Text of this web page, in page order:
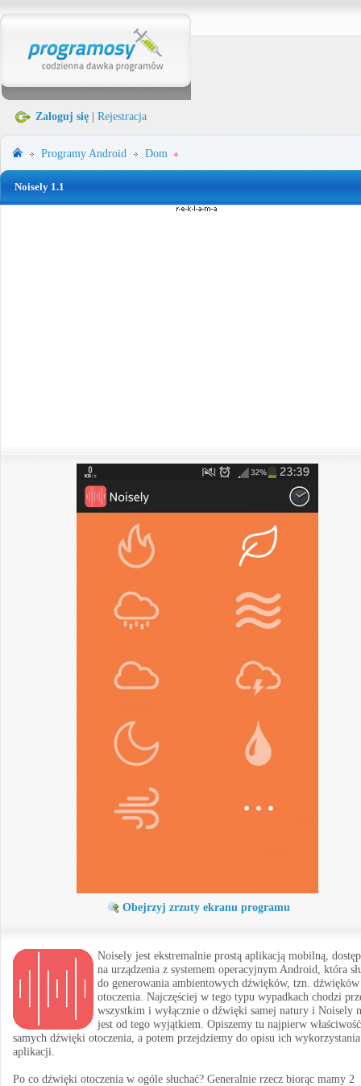
Zaloguj się Rejestracja
ProgramyAndroid Dom
Noisely 1.1
Obejrzyj zrzuty ekranu programu
Noisely jest ekstremalnie prostą aplikacją mobilną,
na urządzenia z systemem operacyjnym Android, która
do generowania ambientowych dźwięków, tzn. dźwięków
otoczenia. Najczęściej w tego typu wypadkach chodzi
wszystkim i wyłącznie o dźwięki samej natury i Noisely
jest od tego wyjątkiem. Opiszemy tu najpierw właściwość
samych dźwięki otoczenia, a potem przejdziemy do opisu ich
aplikacji.
Po co dźwięki otoczenia w ogóle słuchać? Generalnie rzecz biorąc mamy 2